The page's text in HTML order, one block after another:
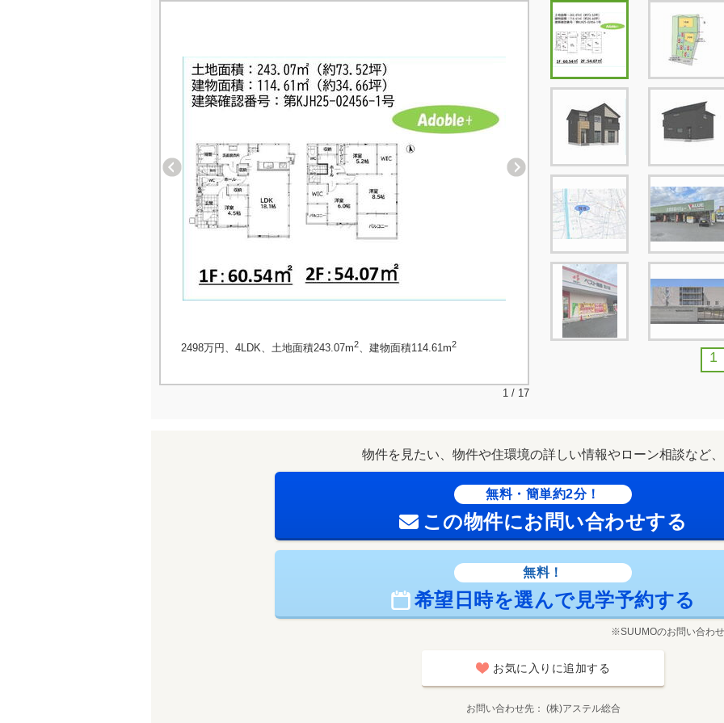
2498万円、4LDK、土地面積243.07m2、建物面積114.61m2
1 / 17
1
物件を見たい、物件や住環境の詳しい情報やローン相談など、
無料・簡単約2分！
この物件にお問い合わせする
無料！
希望日時を選んで見学予約する
※SUUMOのお問い合わ
お気に入りに追加する
お問い合わせ先 (株)アステル総合